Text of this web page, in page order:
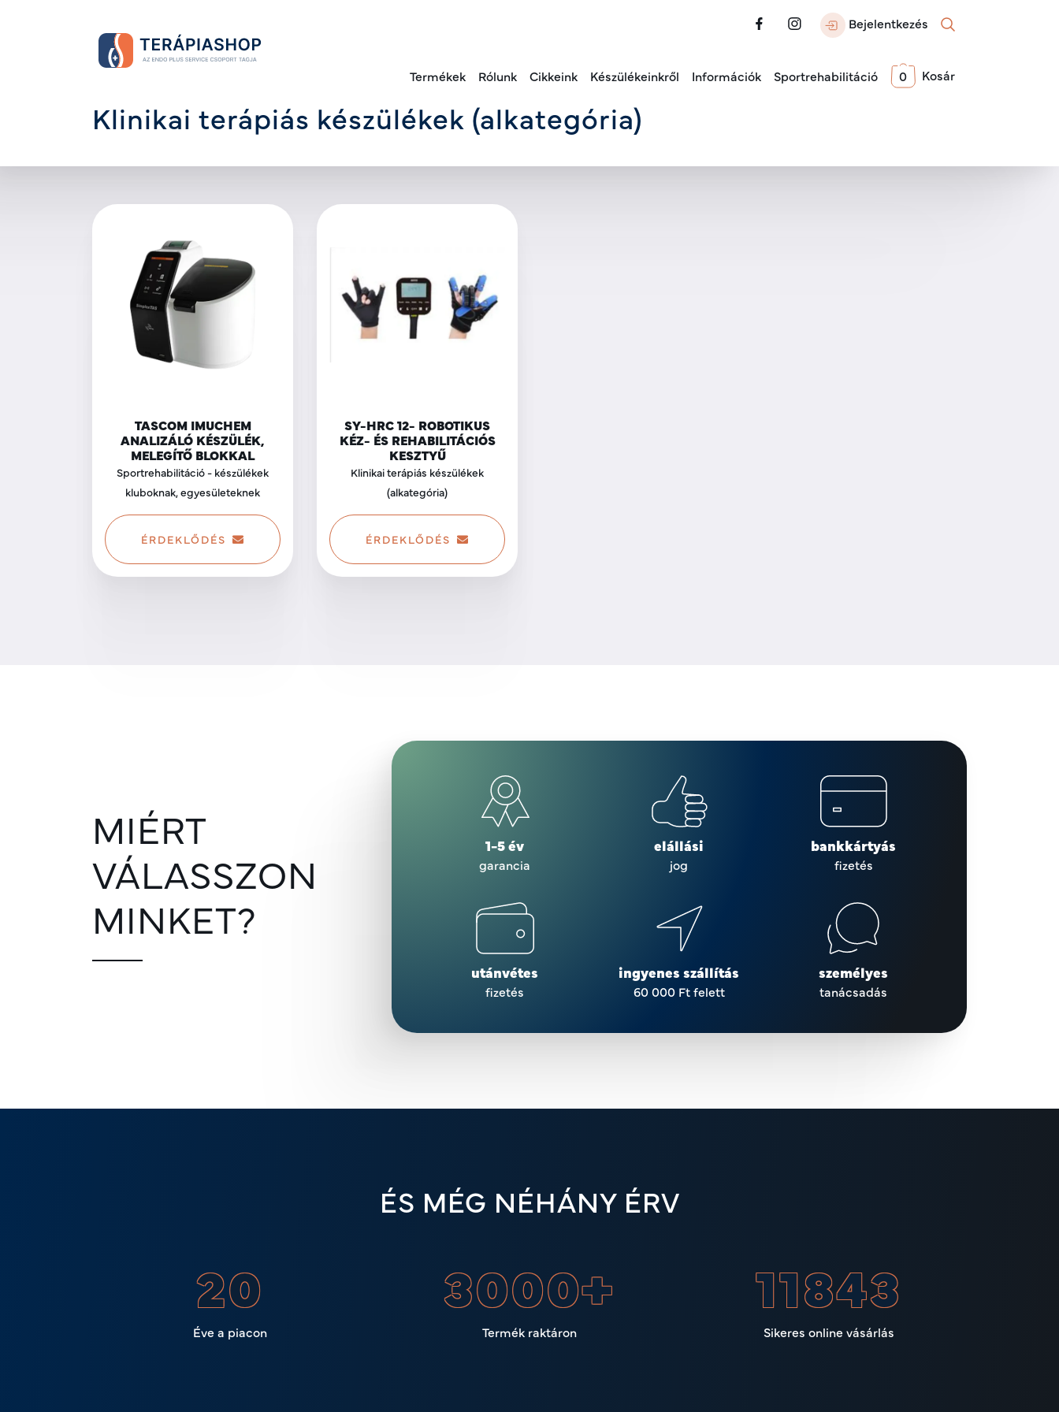
Bejelentkezés
Termékek Rólunk Cikkeink Készülékeinkről Információk Sportrehabilitáció 0 Kosár
Klinikai terápiás készülékek (alkategória)
TASCOM IMUCHEM
ANALIZÁLÓ KÉSZÜLÉK,
MELEGÍTŐ BLOKKAL
Sportrehabilitáció - készülékek
kluboknak, egyesületeknek
ÉRDEKLŐDÉS
SY-HRC 12- ROBOTIKUS
KÉZ- ÉS REHABILITÁCIÓS
KESZTYŰ
Klinikai terápiás készülékek
(alkategória)
ÉRDEKLŐDÉS
MIÉRT
VÁLASSZON
MINKET?
1-5 év
garancia
elállási
jog
bankkártyás
fizetés
utánvétes
fizetés
ingyenes szállítás
60 000 Ft felett
személyes
tanácsadás
ÉS MÉG NÉHÁNY ÉRV
23
Éve a piacon
3000+
Termék raktáron
15005
Sikeres online vásárlás